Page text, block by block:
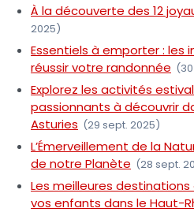
À la découverte des 12
2025)
Essentiels à emporter : les
réussir votre randonnée
Explorez les activités
passionnants à découvrir
Asturies (29 sept. 2025)
L’Émerveillement de la
de notre Planète (28 sept.
Les meilleures
vos enfants dans le Haut-